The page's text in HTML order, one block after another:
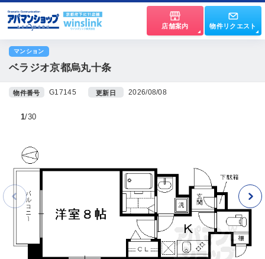
店舗案内 物件リクエスト
マンション
ベラジオ京都烏丸十条
物件番号 G17145 更新日 2026/08/08
1 30